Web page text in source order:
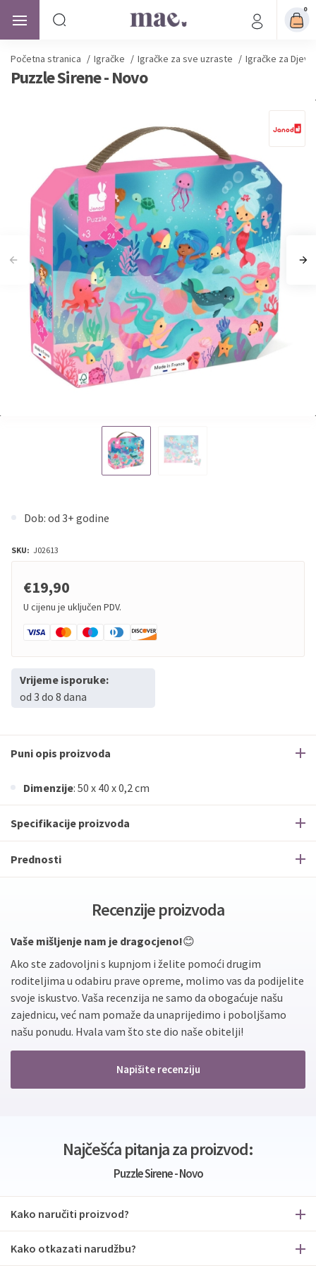
0
Početna stranica / Igračke / Igračke za sve uzraste / Igračke za
Puzzle Sirene - Novo
Dob: od 3+ godine
SKU: J02613
€19,90
U cijenu je uključen PDV.
Vrijeme isporuke:
od 3 do 8 dana
Puni opis proizvoda
Dimenzije: 50 x 40 x 0,2 cm
Specifikacije proizvoda
Prednosti
Recenzije proizvoda
Vaše mišljenje nam je dragocjeno!😊
Ako ste zadovoljni s kupnjom i želite pomoći drugim
roditeljima u odabiru prave opreme, molimo vas da podijelite
svoje iskustvo. Vaša recenzija ne samo da obogaćuje našu
zajednicu, već nam pomaže da unaprijedimo i poboljšamo
našu ponudu. Hvala vam što ste dio naše obitelji!
Napišite recenziju
Najčešća pitanja za proizvod:
Puzzle Sirene - Novo
Kako naručiti proizvod?
Kako otkazati narudžbu?